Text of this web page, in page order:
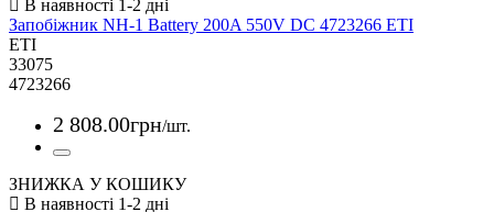
Запобіжник NH-1 Battery 200A 550V DC 4723266 ETI
ETI
33075
4723266
2 808.00грн/шт.
ЗНИЖКА У КОШИКУ